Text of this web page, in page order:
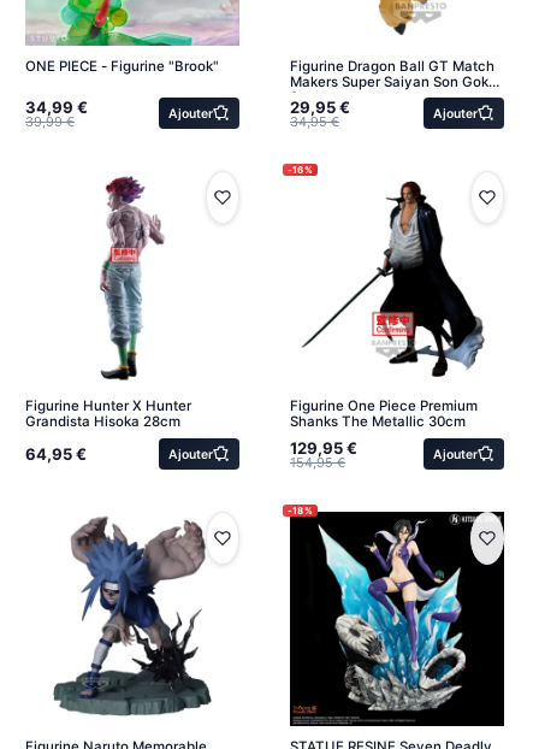
ONE PIECE - Figurine "Brook"
34,99 €
39,99 € Ajouter
Figurine Dragon Ball GT Match
Makers Super Saiyan Son Goku
9cm
29,95 €
34,95 € Ajouter
Figurine Hunter X Hunter
Grandista Hisoka 28cm
64,95 € Ajouter
-16%
Figurine One Piece Premium
Shanks The Metallic 30cm
129,95 €
154,95 € Ajouter
-18%